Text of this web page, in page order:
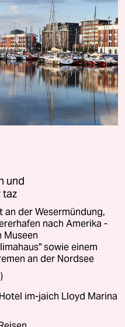
und
taz
an der Wesermündung,
nach Amerika -
Museen
sowie einem
an der Nordsee
im-jaich Lloyd Marina